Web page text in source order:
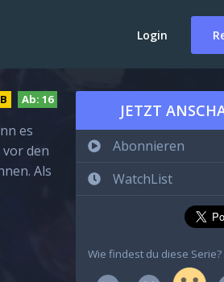
Login
Ab: 16
es
den
Als
JETZT
Abonnieren
WatchList
Wie findest du diese Serie?